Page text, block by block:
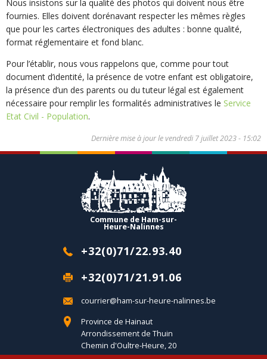
Nous insistons sur la qualité des photos qui doivent nous être
fournies. Elles doivent dorénavant respecter les mêmes règles
que pour les cartes électroniques des adultes : bonne qualité,
format réglementaire et fond blanc.
Pour l’établir, nous vous rappelons que, comme pour tout
document d’identité, la présence de votre enfant est obligatoire,
la présence d’un des parents ou du tuteur légal est également
nécessaire pour remplir les formalités administratives le Service
Etat Civil - Population.
Dernière mise à jour levendredi 7 juillet 2023 - 15:02
Commune de Ham-sur-
Heure-Nalinnes
+32(0)71/22.93.40
+32(0)71/21.91.06
courrier@ham-sur-heure-nalinnes.be
Province de Hainaut
Arrondissement de Thuin
Chemin d'Oultre-Heure, 20